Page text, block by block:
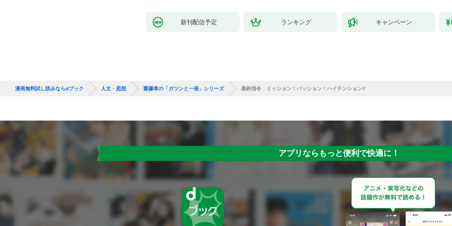
新刊配信予定 ランキング キャンペーン
漫画無料試し読みならdブック 人文・思想 齋藤孝の「ガツンと一発」シリーズ 最終指令 ミッション！パッション！ハイテンション!!
アプリならもっと便利で快適に！